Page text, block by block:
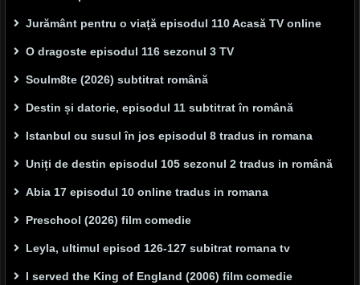
Jurământ pentru o viață episodul 110 Acasă TV online
O dragoste episodul 116 sezonul 3 TV
Soulm8te (2026) subtitrat română
Destin și datorie, episodul 11 subtitrat în română
Istanbul cu susul în jos episodul 8 tradus in romana
Uniți de destin episodul 105 sezonul 2 tradus in română
Abia 17 episodul 10 online tradus in romana
Preschool (2026) film comedie
Leyla, ultimul episod 126-127 subitrat romana tv
I served the King of England (2006) film comedie